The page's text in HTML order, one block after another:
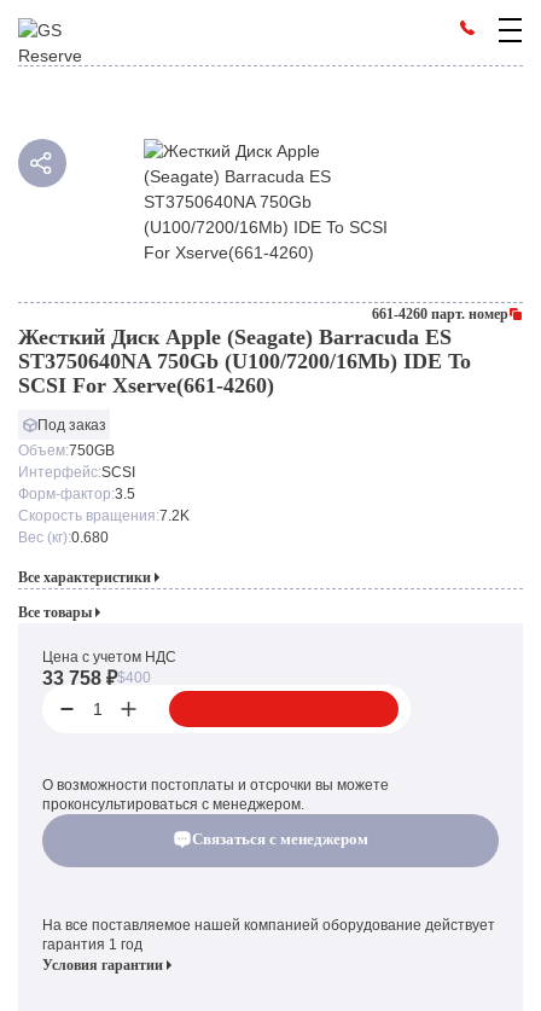
661-4260 парт. номер
Жесткий Диск Apple (Seagate) Barracuda ES
ST3750640NA 750Gb (U100/7200/16Mb) IDE To
SCSI For Xserve(661-4260)
Под заказ
Объем:750GB
Интерфейс:SCSI
Форм-фактор:3.5
Скорость вращения:7.2K
Вес (кг):0.680
Все характеристики
Все товары
Цена с учетом НДС
33 758 ₽$400
1
О возможности постоплаты и отсрочки вы можете
проконсультироваться с менеджером.
Связаться с менеджером
На все поставляемое нашей компанией оборудование действует
гарантия 1 год
Условия гарантии